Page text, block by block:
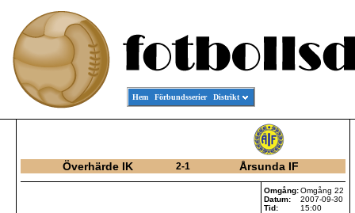
Hem Förbundsserier Distrikt
Överhärde IK 2-1 Årsunda IF
Omgång:Omgång 22
Datum:
2007-09-30
Tid:
15:00